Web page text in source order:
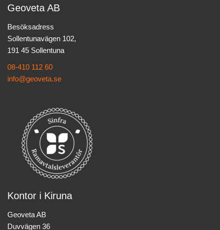
Geoveta AB
Besöksadress
Sollentunavägen 102,
191 45 Sollentuna
08-410 112 60
info@geoveta.se
Kontor i Kiruna
Geoveta AB
Duvvägen 36